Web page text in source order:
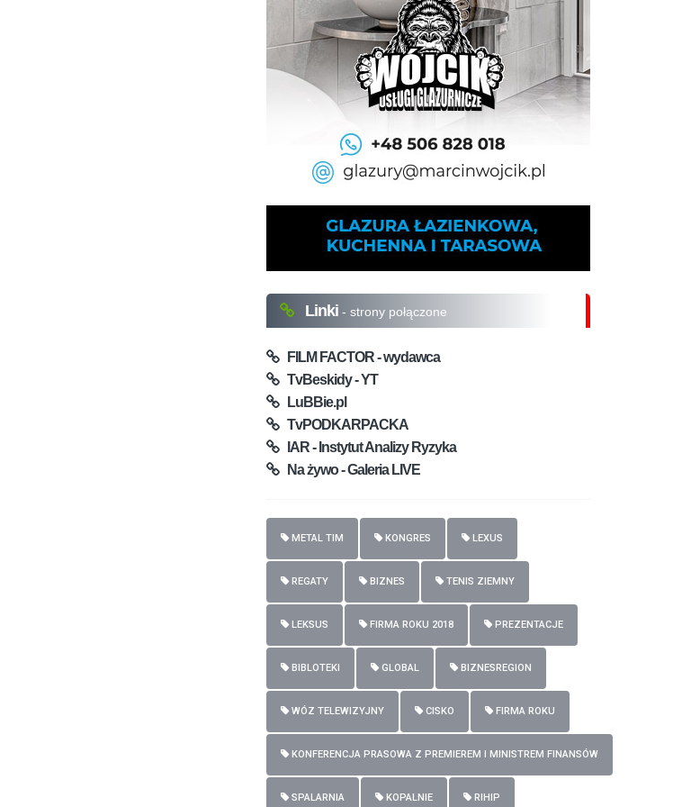
Linki - strony połączone
FILM FACTOR - wydawca
TvBeskidy - YT
LuBBie.pl
TvPODKARPACKA
IAR - Instytut Analizy Ryzyka
Na żywo - Galeria LIVE
METAL TIM KONGRES LEXUS
REGATY BIZNES TENIS ZIEMNY
LEKSUS FIRMA ROKU 2018 PREZENTACJE
BIBLOTEKI GLOBAL BIZNESREGION
WÓZ TELEWIZYJNY CISKO FIRMA ROKU
KONFERENCJA PRASOWA Z PREMIEREM I MINISTREM FINANSÓW
SPALARNIA KOPALNIE RIHIP